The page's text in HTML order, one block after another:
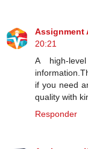
Assignment
20:21
A high-
if you need
quality with
Responder